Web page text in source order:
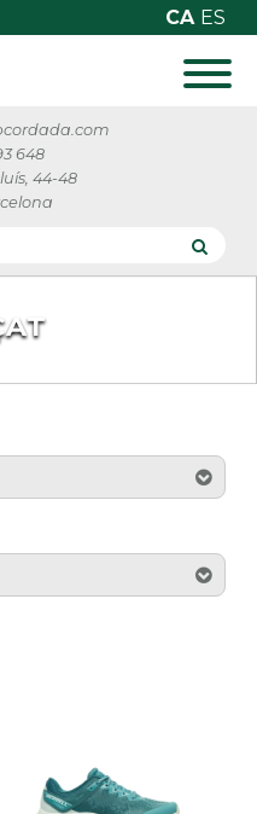
CA ES
648
44-48